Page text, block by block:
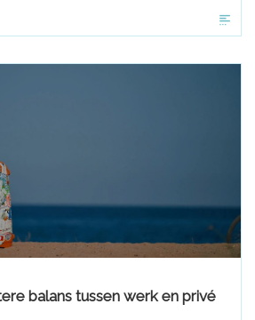
balans tussen werk en privé